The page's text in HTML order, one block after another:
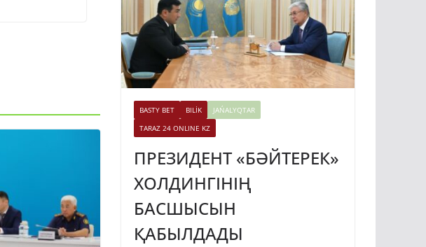
BASTY BET BILİK
JAŃALYQTAR
TARAZ 24 ONLINE KZ
ПРЕЗИДЕНТ «БӘЙТЕРЕК»
ХОЛДИНГІНІҢ
БАСШЫСЫН
ҚАБЫЛДАДЫ